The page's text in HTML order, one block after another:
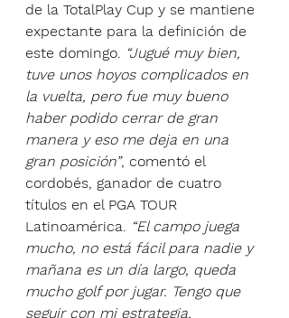
de la TotalPlay Cup y se mantiene
expectante para la definición de
este domingo. “Jugué muy bien,
tuve unos hoyos complicados en
la vuelta, pero fue muy bueno
haber podido cerrar de gran
manera y eso me deja en una
gran posición”, comentó el
cordobés, ganador de cuatro
títulos en el PGA TOUR
Latinoamérica. “El campo juega
mucho, no está fácil para nadie y
mañana es un día largo, queda
mucho golf por jugar. Tengo que
seguir con mi estrategia,